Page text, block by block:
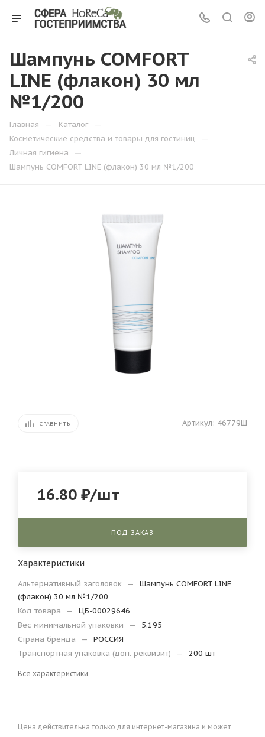
Шампунь COMFORT
LINE (флакон) 30 мл
№1/200
Главная — Каталог —
Косметические средства и товары для гостиниц —
Личная гигиена —
Шампунь COMFORT LINE (флакон) 30 мл №1/200
СРАВНИТЬ Артикул: 46779Ш
16.80 ₽/шт
ПОД ЗАКАЗ
Характеристики
Альтернативный заголовок —
Шампунь COMFORT LINE
(флакон) 30 мл №1/200
Код товара
—
ЦБ-00029646
Вес минимальной упаковки
—
5.195
Страна бренда
—
РОССИЯ
Транспортная упаковка (доп. реквизит)
— 200 шт
Все характеристики
Цена действительна только для интернет-магазина и может